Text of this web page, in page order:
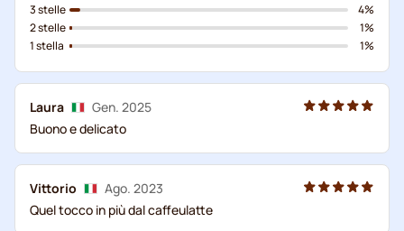
3 stelle
2 stelle
1 stella
4%
1%
1%
Laura
Gen. 2025
Buono e delicato
Vittorio
Ago. 2023
Quel tocco in più dal caffeulatte